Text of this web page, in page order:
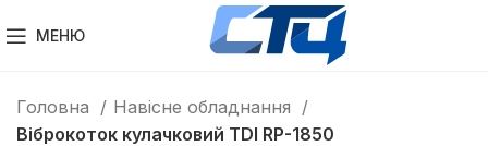
МЕНЮ
Головна
Навісне обладнання
Віброкоток кулачковий TDI RP-1850